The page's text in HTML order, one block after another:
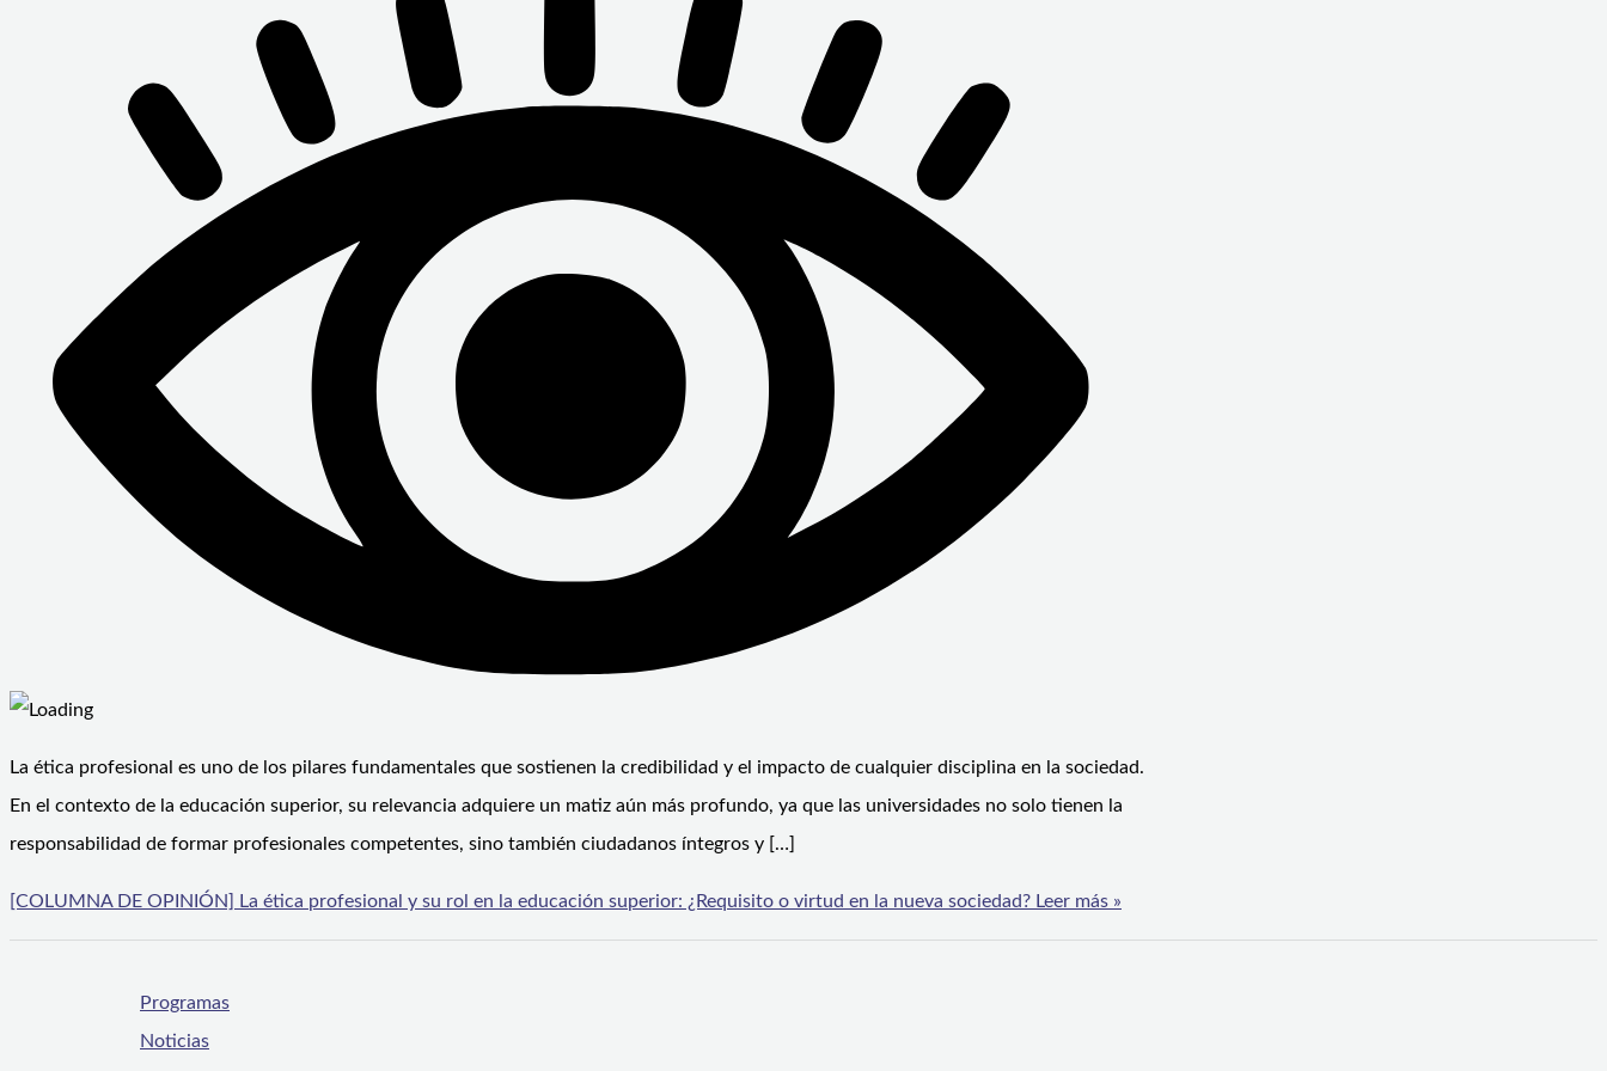
La ética profesional es uno de los pilares fundamentales que sostienen la credibilidad y el impacto de cualquier disciplina en la sociedad.
En el contexto de la educación superior, su relevancia adquiere un matiz aún más profundo, ya que las universidades no solo tienen la
responsabilidad de formar profesionales competentes, sino también ciudadanos íntegros y […]
[COLUMNA DE OPINIÓN] La ética profesional y su rol en la educación superior: ¿Requisito o virtud en la nueva sociedad? Leer más »
Programas
Noticias